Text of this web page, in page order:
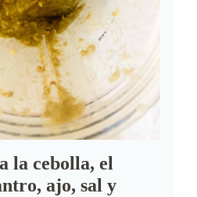
la cebolla, el
ajo, sal y